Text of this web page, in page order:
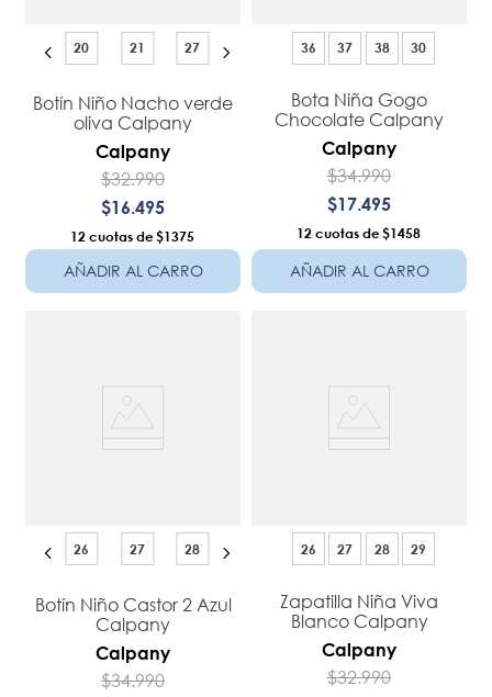
20 21 27
Botín Niño Nacho verde
oliva Calpany
Calpany
$32.990
$16 495
12 $1375
AÑADIR AL CARRO
36 37 38 30
Bota Niña Gogo
Chocolate Calpany
Calpany
$34.990
$17 495
12 $1458
AÑADIR AL CARRO
26 27 28
Botín Niño Castor 2 Azul
Calpany
Calpany
$34.990
26 27 28 29
Zapatilla Niña Viva
Blanco Calpany
Calpany
$32.990